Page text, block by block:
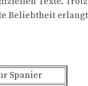
Beliebtheit
Spanier